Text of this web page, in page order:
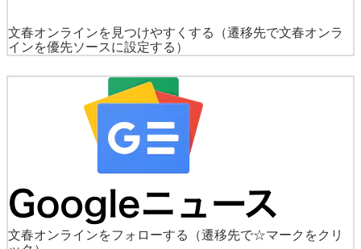
文春オンラインを見つけやすくする
（遷移先で文春オンラ
インを優先ソースに設定する）
文春オンラインをフォローする
（遷移先で☆マークをクリ